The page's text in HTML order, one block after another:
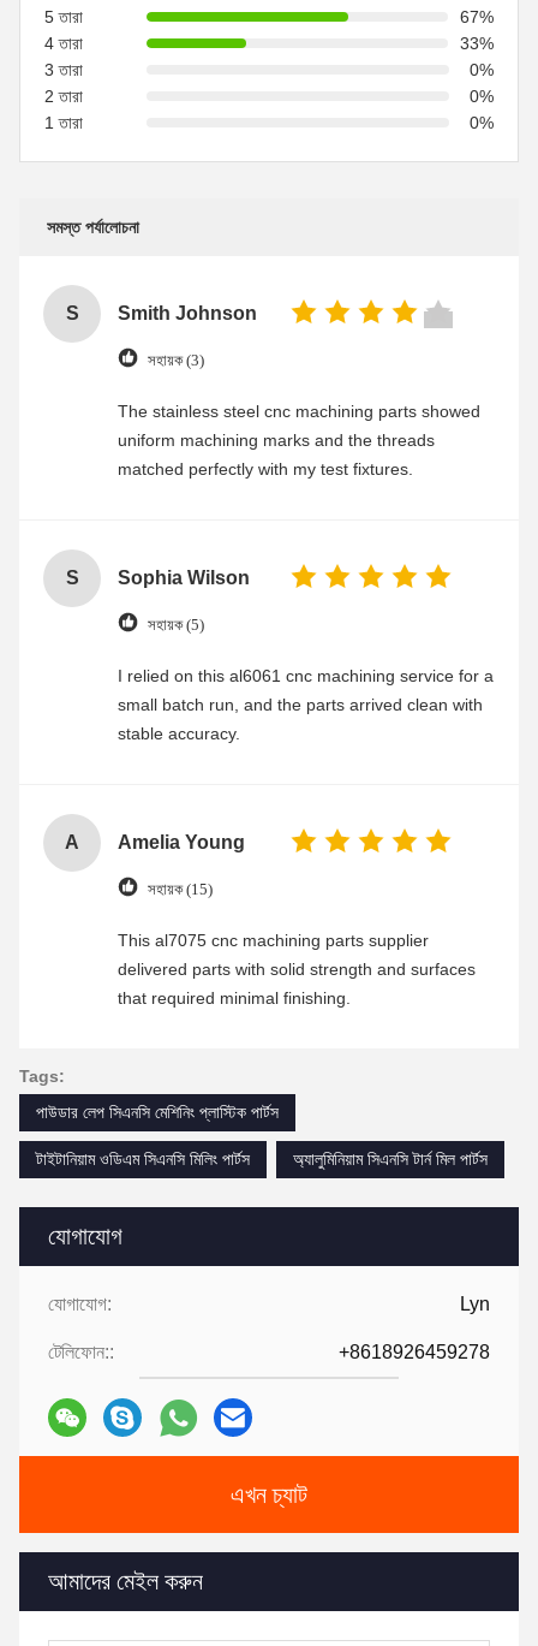
যোগাযোগ
যোগাযোগ: Lyn
টেলিফোন:: +8618926459278
এখন চ্যাট
আমাদের মেইল করুন
5 তারা
67%
4 তারা
33%
3 তারা
0%
2 তারা
0%
1 তারা
0%
সমস্ত পর্যালোচনা
S Smith Johnson
সহায়ক (3)
The stainless steel cnc machining parts showed
uniform machining marks and the threads
matched perfectly with my test fixtures.
S Sophia Wilson
সহায়ক (5)
I relied on this al6061 cnc machining service for a
small batch run, and the parts arrived clean with
stable accuracy.
A Amelia Young
সহায়ক (15)
This al7075 cnc machining parts supplier
delivered parts with solid strength and surfaces
that required minimal finishing.
Tags:
পাউডার লেপ সিএনসি মেশিনিং প্লাস্টিক পার্টস
টাইটানিয়াম ওডিএম সিএনসি মিলিং পার্টস অ্যালুমিনিয়াম সিএনসি টার্ন মিল পার্টস